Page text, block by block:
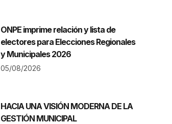
ONPE imprime relación y lista de
electores para Elecciones Regionales
y Municipales 2026
05/08/2026
HACIA UNA VISIÓN MODERNA DE LA
GESTIÓN MUNICIPAL